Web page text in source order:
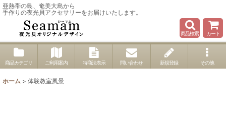
亜熱帯の島、奄美大島から
手作りの夜光貝アクセサリーをお届けいたします。
商品検索 カート
商品カテゴリ ご利用案内 特商法表示 問い合わせ 新規登録 その他
ホーム > 体験教室風景